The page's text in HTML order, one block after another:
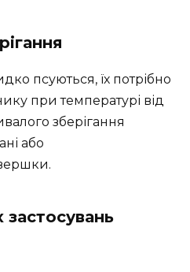
псуються, їх потрібно
при температурі від
зберігання
або